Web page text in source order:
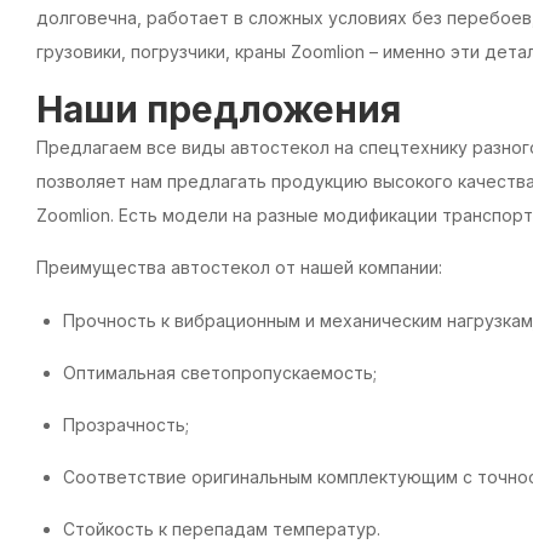
долговечна, работает в сложных условиях без
грузовики, погрузчики, краны Zoomlion – именно эти
Наши предложения
Предлагаем все виды автостекол на спецтехнику
позволяет нам предлагать продукцию высокого
Zoomlion. Есть модели на разные модификации
Преимущества автостекол от нашей компании:
Прочность к вибрационным и механическим
Оптимальная светопропускаемость;
Прозрачность;
Соответствие оригинальным комплектующим с
Стойкость к перепадам температур.